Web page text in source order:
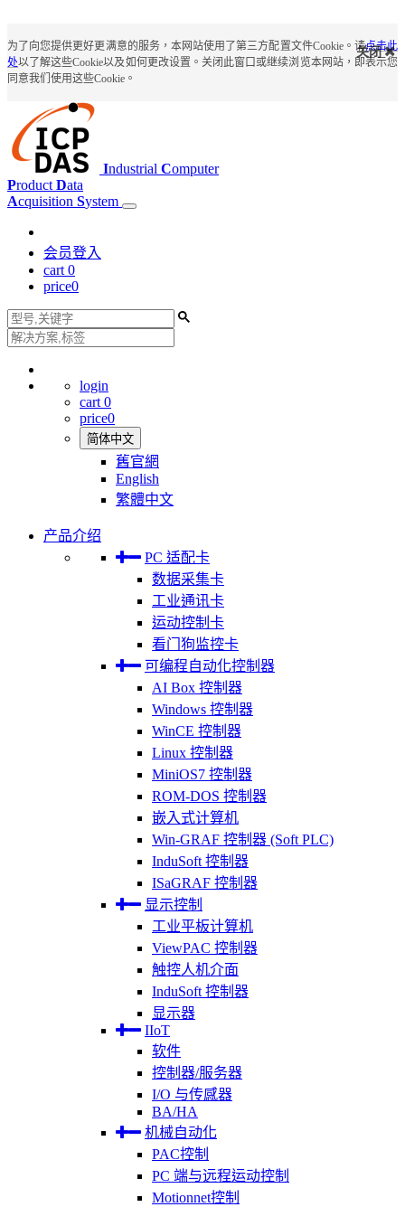
为了向您提供更好更满意的服务，本网站使用了第三方配置文件Cookie。请点击此
处以了解这些Cookie以及如何更改设置。关闭此窗口或继续浏览本网站，即表示您
同意我们使用这些Cookie。
关闭
Industrial Computer
Product Data
Acquisition System
会员登入
cart 0
price0
login
cart 0
price0
简体中文
舊官網
English
繁體中文
产品介绍
PC 适配卡
数据采集卡
工业通讯卡
运动控制卡
看门狗监控卡
可编程自动化控制器
AI Box 控制器
Windows 控制器
WinCE 控制器
Linux 控制器
MiniOS7 控制器
ROM-DOS 控制器
嵌入式计算机
Win-GRAF 控制器 (Soft PLC)
InduSoft 控制器
ISaGRAF 控制器
显示控制
工业平板计算机
ViewPAC 控制器
触控人机介面
InduSoft 控制器
显示器
IIoT
软件
控制器/服务器
I/O 与传感器
BA/HA
机械自动化
PAC控制
PC 端与远程运动控制
Motionnet控制